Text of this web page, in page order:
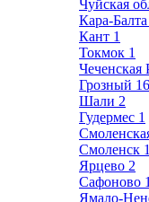
Чуйская
Кара-Балта
Кант 1
Токмок 1
Чеченская
Грозный 16
Шали 2
Гудермес 1
Смоленск
Ярцево 2
Сафоново 1
Ямало-